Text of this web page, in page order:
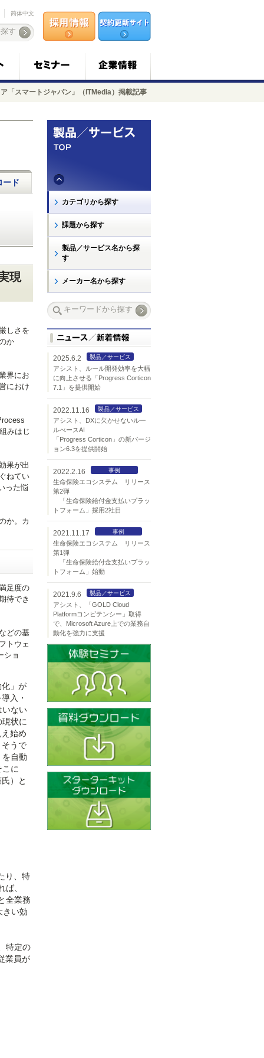
简体中文
「スマートジャパン」（ITMedia）掲載記事
ード
現
しさを
か
界にお
におけ
みはじ
果が出
ねてい
った悩
か。カ
足度の
待でき
どの基
トウェ
ショ
」が
入・
いない
状に
始め
うで
自動
に
）と
り、特
、
全業務
きい効
特定の
業員が
カテゴリから探す
課題から探す
製品／サービス名から探
す
メーカー名から探す
2025.6.2 製品／サービス
アシスト、ルール開発効率を大幅
に向上させる「Progress Corticon
7.1」を提供開始
2022.11.16 製品／サービス
アシスト、DXに欠かせないルー
ルべースAI
「Progress Corticon」の新バージ
ョン6.3を提供開始
2022.2.16 事例
生命保険エコシステム リリース
第2弾
「生命保険給付金支払いプラッ
トフォーム」採用2社目
2021.11.17 事例
生命保険エコシステム リリース
第1弾
「生命保険給付金支払いプラッ
トフォーム」始動
2021.9.6 製品／サービス
アシスト、「GOLD Cloud
Platformコンピテンシー」取得
で、Microsoft Azure上での業務自
動化を強力に支援